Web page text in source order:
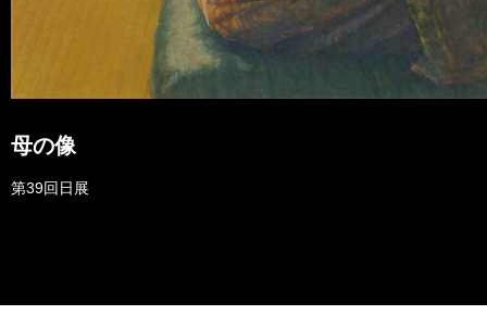
母の像
第39回日展